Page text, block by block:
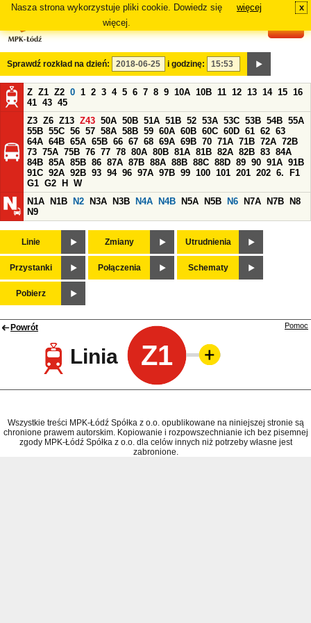
Nasza strona wykorzystuje pliki cookie. Dowiedz się
więcej.
więcej x
Sprawdź rozkład na dzień: i godzinę:
Z Z1 Z2 0 1 2 3 4 5 6 7 8 9 10A 10B 11 12 13 14 15 16
41 43 45
Z3 Z6 Z13 Z43 50A 50B 51A 51B 52 53A 53C 53B 54B 55A
55B 55C 56 57 58A 58B 59 60A 60B 60C 60D 61 62 63
64A 64B 65A 65B 66 67 68 69A 69B 70 71A 71B 72A 72B
73 75A 75B 76 77 78 80A 80B 81A 81B 82A 82B 83 84A
84B 85A 85B 86 87A 87B 88A 88B 88C 88D 89 90 91A 91B
91C 92A 92B 93 94 96 97A 97B 99 100 101 201 202 6.
F1
G1 G2 H
W
N1A
N1B N2 N3A N3B N4A N4B N5A N5B N6 N7A N7B
N8
N9
Linie Zmiany Utrudnienia
Przystanki Połączenia Schematy
Pobierz
Powrót
Linia Z1
Pomoc
Wszystkie treści MPK-Łódź Spółka z o.o. opublikowane na niniejszej stronie są
chronione prawem autorskim. Kopiowanie i rozpowszechnianie ich bez pisemnej
zgody MPK-Łódź Spółka z o.o. dla celów innych niż potrzeby własne jest
zabronione.